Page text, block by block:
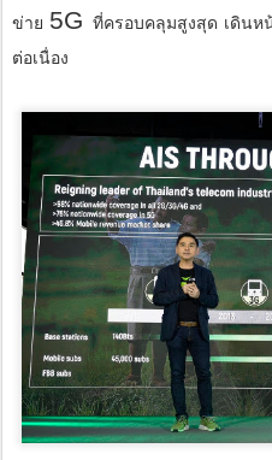
ข่าย 5G ที่ครอบคลุมสูงสุด เดินห
ต่อเนื่อง